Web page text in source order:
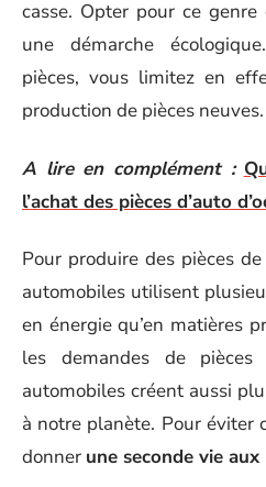
casse. Opter pour ce
une démarche
pièces, vous limitez en
production de pièces neuves.
A lire en complément :
l’achat des pièces d’auto
Pour produire des pièces
automobiles utilisent
en énergie qu’en matières
les demandes de pièces
automobiles créent aussi
à notre planète. Pour éviter
donner une seconde vie aux